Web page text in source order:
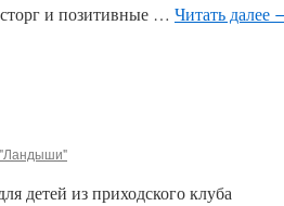
и позитивные … Читать далее
"Ландыши"
детей из приходского клуба